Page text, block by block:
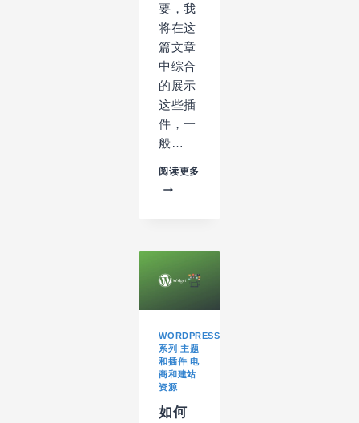
要，我
将在这
篇文章
中综合
的展示
这些插
件，一
般…
阅读更多
件
GDPR(四)
WORDPRESS
系列 |主题
和插件|电
商和建站
资源
如何